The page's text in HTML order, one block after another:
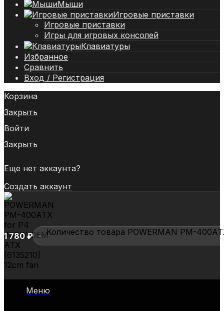
Мыши
Игровые приставки
Игровые приставки
Игры для игровых консолей
Клавиатуры
Избранное
Сравнить
Вход / Регистрация
Корзина
Закрыть
Войти
Закрыть
Еще нет аккаунта?
Создать аккаунт
400ATX
1 780₽ Количество товара POWERMAN PM-
Меню